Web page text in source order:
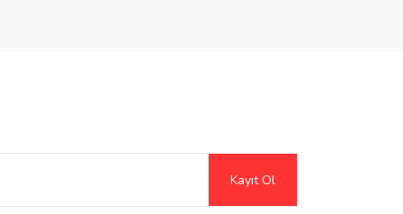
sistemlerinden dijital gösterge ekranlarına kadar her
ve mat seçeneklerle ekran netliğini artırırken, gizlilik
kreatif kullanıcılar için harika bir çözüm sunar.
Kayıt Ol